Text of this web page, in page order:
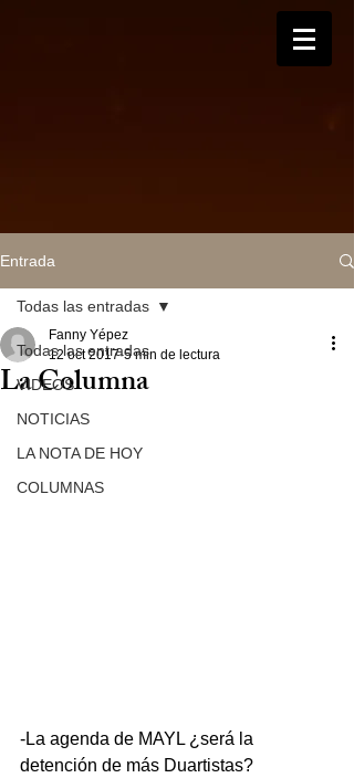
Entrada
Todas las entradas
VIDEOS
NOTICIAS
LA NOTA DE HOY
COLUMNAS
Todas las entradas
La Columna
Fanny Yépez
12 oct 2017 5 min de lectura
-La agenda de MAYL ¿será la
detención de más Duartistas?